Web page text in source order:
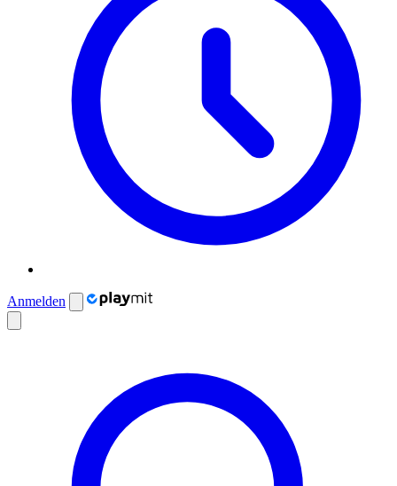
Anmelden